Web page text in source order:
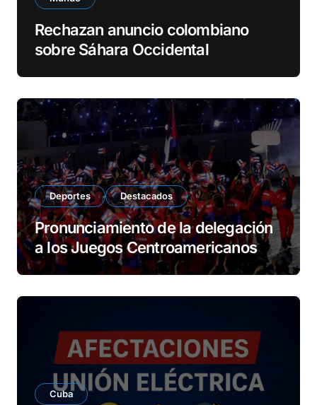
Rechazan anuncio colombiano
sobre Sáhara Occidental
Deportes Destacados
Pronunciamiento de la delegación
a los Juegos Centroamericanos
Cuba